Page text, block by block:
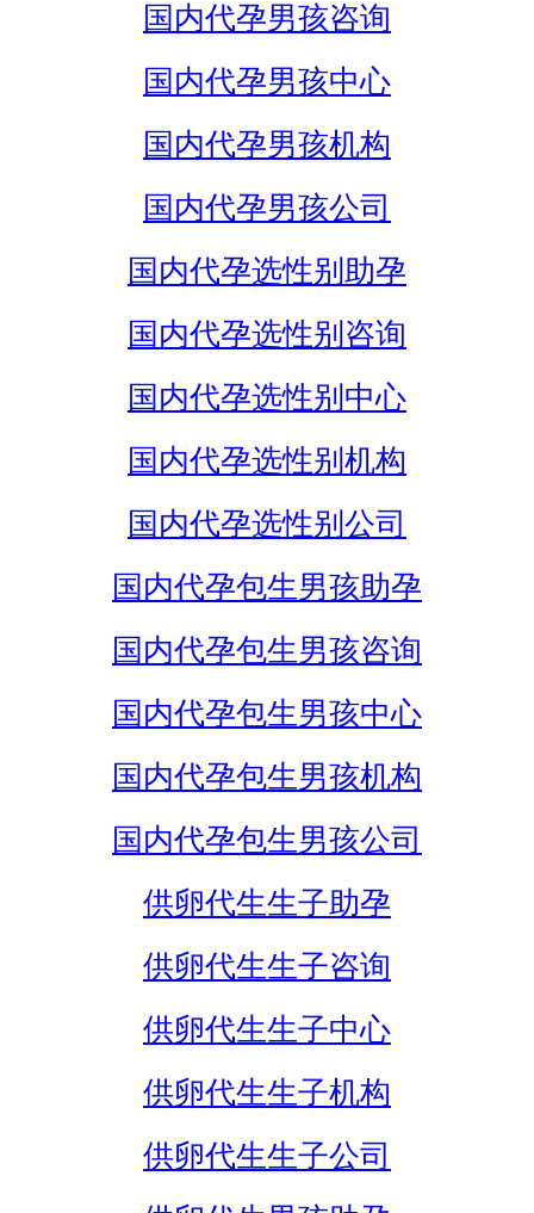
国内代孕男孩咨询
国内代孕男孩中心
国内代孕男孩机构
国内代孕男孩公司
国内代孕选性别助孕
国内代孕选性别咨询
国内代孕选性别中心
国内代孕选性别机构
国内代孕选性别公司
国内代孕包生男孩助孕
国内代孕包生男孩咨询
国内代孕包生男孩中心
国内代孕包生男孩机构
国内代孕包生男孩公司
供卵代生生子助孕
供卵代生生子咨询
供卵代生生子中心
供卵代生生子机构
供卵代生生子公司